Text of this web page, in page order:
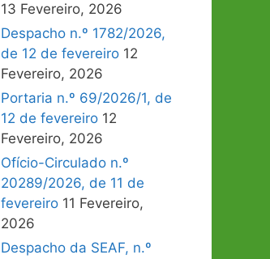
13 Fevereiro, 2026
Despacho n.º 1782/2026,
de 12 de fevereiro 12
Fevereiro, 2026
Portaria n.º 69/2026/1, de
12 de fevereiro 12
Fevereiro, 2026
Ofício-Circulado n.º
20289/2026, de 11 de
fevereiro 11 Fevereiro,
2026
Despacho da SEAF, n.º